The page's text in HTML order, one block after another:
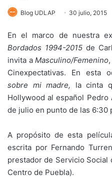
Blog UDLAP 30 julio, 2015
En el marco de nuestra
Bordados 1994-2015 de
invita a Masculino/Femenino,
Cinexpectativas. En esta
sobre mi madre, la cinta
Hollywood al español Pedro
de julio en punto de las 6:30
A propósito de esta
escrita por Fernando
prestador de Servicio Social
Centro de Puebla).